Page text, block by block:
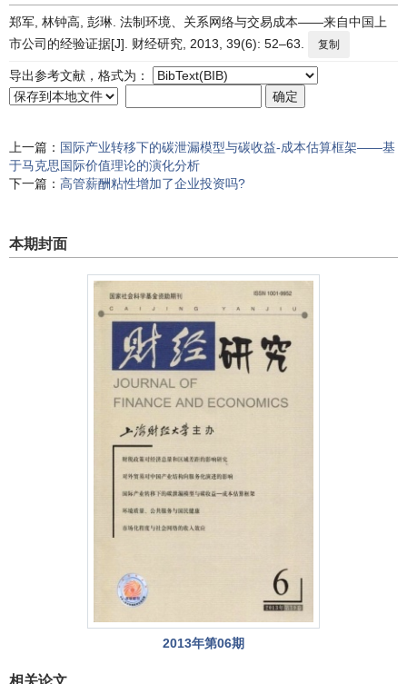
郑军, 林钟高, 彭琳. 法制环境、关系网络与交易成本——来自中国上
市公司的经验证据[J]. 财经研究, 2013, 39(6): 52–63.
复制
导出参考文献，格式为：
上一篇： 国际产业转移下的碳泄漏模型与碳收益-成本估算框架——基
于马克思国际价值理论的演化分析
下一篇： 高管薪酬粘性增加了企业投资吗?
本期封面
2013年第06期